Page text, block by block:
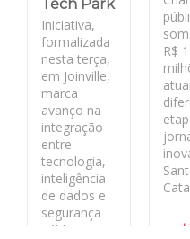
Tech Park
Iniciativa,
formalizada
nesta terça,
em Joinville,
marca
avanço na
integração
entre
tecnologia,
inteligência
de dados e
segurança
pública no
R$